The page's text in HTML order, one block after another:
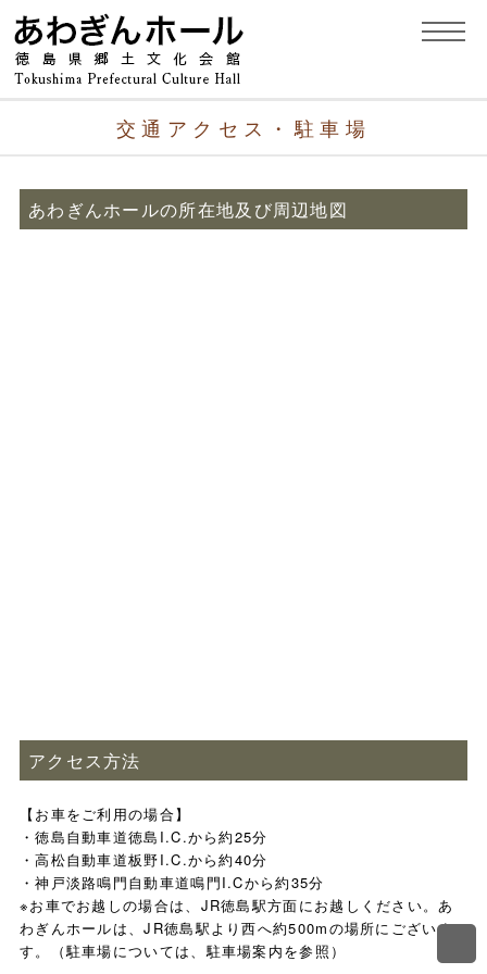
交通アクセス・駐車場
あわぎんホールの所在地及び周辺地図
アクセス方法
【お車をご利用の場合】
・徳島自動車道徳島I.C.から約25分
・高松自動車道板野I.C.から約40分
・神戸淡路鳴門自動車道鳴門I.Cから約35分
※お車でお越しの場合は、JR徳島駅方面にお越しください。あ
わぎんホールは、JR徳島駅より西へ約500mの場所にございま
す。（駐車場については、駐車場案内を参照）